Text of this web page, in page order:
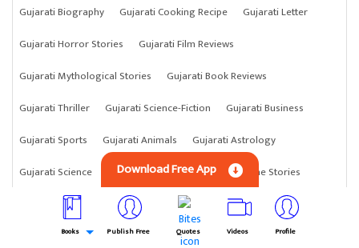
Gujarati Biography
Gujarati Cooking Recipe
Gujarati Letter
Gujarati Horror Stories
Gujarati Film Reviews
Gujarati Mythological Stories
Gujarati Book Reviews
Gujarati Thriller
Gujarati Science-Fiction
Gujarati Business
Gujarati Sports
Gujarati Animals
Gujarati Astrology
Gujarati Science
Gujarati Anything Gujarati Crime Stories
Download Free App
Books Publish Free Quotes Videos Profile